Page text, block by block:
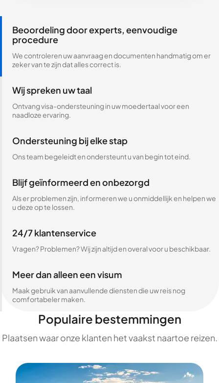
Beoordeling door experts, eenvoudige
procedure
We controleren uw aanvraag en documenten handmatig om er
zeker van te zijn dat alles correct is.
Wij spreken uw taal
Ontvang visa-ondersteuning in uw moedertaal voor een
naadloze ervaring.
Ondersteuning bij elke stap
Ons team begeleidt en ondersteunt u van begin tot eind.
Blijf geïnformeerd en onbezorgd
Als er problemen zijn, informeren we u onmiddellijk en helpen we
u deze op te lossen.
24/7 klantenservice
Vragen? Problemen? Wij zijn altijd en overal voor u beschikbaar.
Meer dan alleen een visum
Maak gebruik van aanvullende diensten die uw reis nog
comfortabeler maken.
Populaire bestemmingen
Plaatsen waar onze klanten het vaakst naartoe reizen.